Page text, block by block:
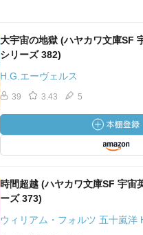
大宇宙の地獄 (ハヤカワ文庫SF
シリーズ 382)
H.G.エーヴェルス
39 3.43 5
時間超越 (ハヤカワ文庫SF 宇宙
ーズ 373)
ウィリアム・フォルツ 五十嵐洋